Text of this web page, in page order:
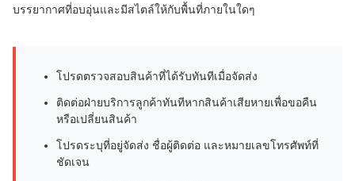
บรรยากาศที่อบอุ่นและมีสไตล์ให้กับพื้นที่ภายในใดๆ
โปรดตรวจสอบสินค้าที่ได้รับทันทีเมื่อจัดส่ง
ติดต่อฝ่ายบริการลูกค้าทันทีหากสินค้าเสียหายเพื่อขอคืน
หรือเปลี่ยนสินค้า
โปรดระบุที่อยู่จัดส่ง ชื่อผู้ติดต่อ และหมายเลขโทรศัพท์ที่
ชัดเจน